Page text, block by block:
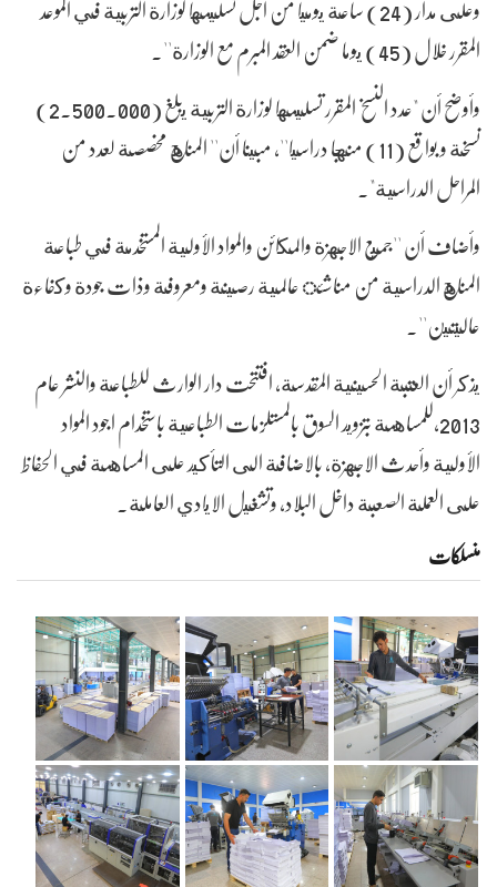
المقرر خلال (45) يوما ضمن العقد المبرم مع الوزارة''.
وأوضح أن "عدد النسخ المقرر تسليمها لوزارة التربية يبلغ (2.500.000)
نسخة و بواقع (11) منهجا دراسيا''، مبينا أن'' المناهج مخصصة لعدد من
المراحل الدراسية".
وأضاف أن ''جميع الاجهزة والمكائن والمواد الأولية المستخدمة في طباعة
المناهج الدراسية من مناشئ عالمية رصينة ومعروفة وذات جودة وكفاءة
عاليتين''.
يذكر أن العتبة الحسينية المقدسة، افتتحت دار الوارث للطباعة والنشر عام
2013،للمساهمة بتزويد السوق بالمستلزمات الطباعية باستخدام اجود المواد
الأولية وأحدث الاجهزة، بالاضافة الى التأكيد على المساهمة في الحفاظ
على العملة الصعبة داخل البلاد، وتشغيل الايادي العاملة.
منسلکات